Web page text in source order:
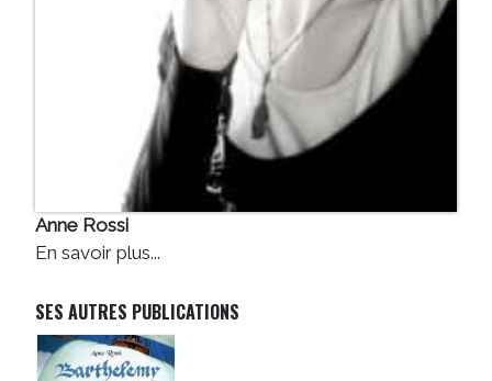
Anne Rossi
En savoir plus...
SES AUTRES PUBLICATIONS